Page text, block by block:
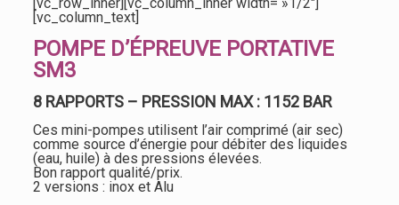
[vc_column_text]
POMPE D’ÉPREUVE PORTATIVE
SM3
8 RAPPORTS – PRESSION MAX : 1152 BAR
Ces mini-pompes utilisent l’air comprimé (air sec)
comme source d’énergie pour débiter des liquides
(eau, huile) à des pressions élevées.
Bon rapport qualité/prix.
2 versions : inox et Alu